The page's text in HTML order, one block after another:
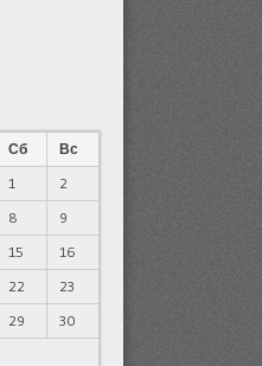
Сб
Вс
1
2
8
9
15
16
22
23
29
30